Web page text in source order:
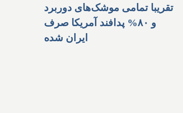
تقریبا تمامی موشک‌های دوربرد
و ۸۰% پدافند آمریکا صرف
ایران شده